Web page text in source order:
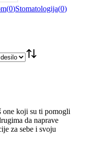
(0)Stomatologija(0)
one koji su ti pomogli
da naprave
za sebe i svoju